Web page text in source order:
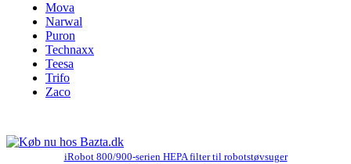
Mova
Narwal
Puron
Technaxx
Teesa
Trifo
Zaco
iRobot 800/900-serien HEPA filter til robotstøvsuger